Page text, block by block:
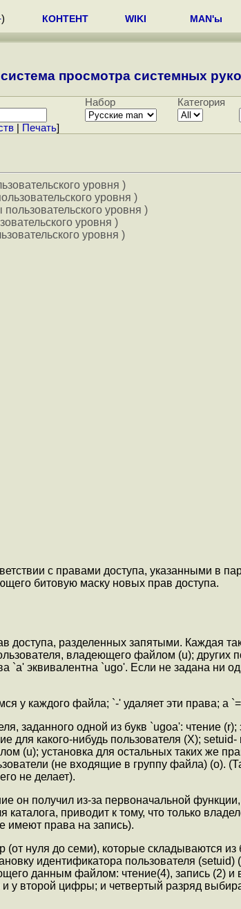
) КОНТЕНТ WIKI MAN'ы
просмотра системных
Набор Категория
| Печать]
уровня )
уровня )
уровня )
уровня )
уровня )
с правами доступа, указанными в
битовую маску новых прав доступа.
доступа, разделенных запятыми. Каждая
владеющего файлом (u); других
эквивалентна `ugo'. Если не задана ни
каждого файла; `-' удаляет эти права; а
заданного одной из букв `ugoa': чтение
какого-нибудь пользователя (X);
(u); установка для остальных таких же
(не входящие в группу файла) (o).
не делает).
он получил из-за первоначальной
приводит к тому, что только
имеют права на запись).
нуля до семи), которые складываются
идентификатора пользователя (setuid)
данным файлом: чтение(4), запись (2)
у второй цифры; и четвертый разряд